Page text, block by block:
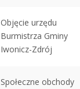
Objęcie urzędu
Burmistrza Gminy
Iwonicz-Zdrój
Społeczne obchody